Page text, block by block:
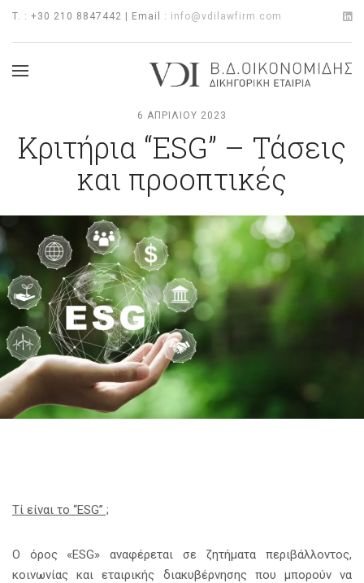
T. : +30 210 8847442 | Email : info@vdilawfirm.com
6 ΑΠΡΙΛΊΟΥ 2023
Κριτήρια “ESG” – Τάσεις
και προοπτικές
Τί είναι το “ESG” ;
Ο όρος «ESG» αναφέρεται σε ζητήματα περιβάλλοντος,
κοινωνίας και εταιρικής διακυβέρνησης που μπορούν να